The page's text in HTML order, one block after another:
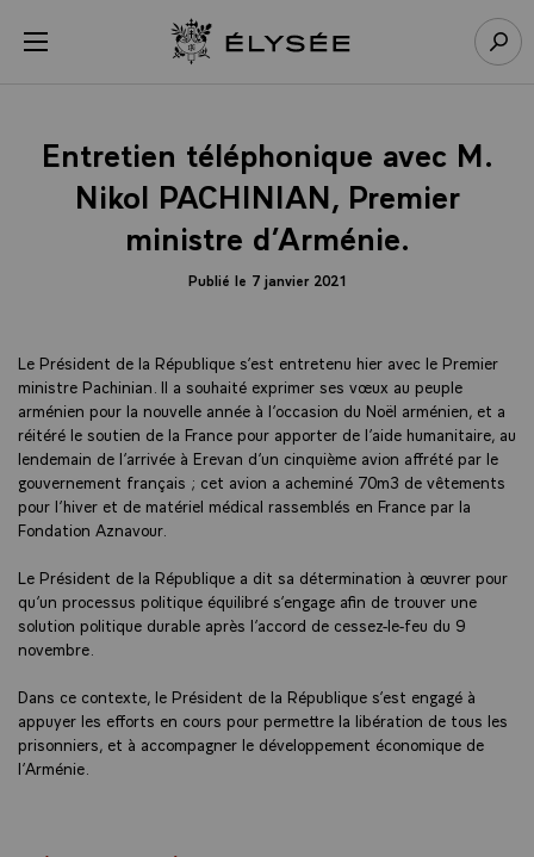
menu Retour à l’accueil Élysée
Entretien téléphonique avec M.
Nikol PACHINIAN, Premier
ministre d’Arménie.
Publié le 7 janvier 2021
Le Président de la République s’est entretenu hier avec le Premier
ministre Pachinian. Il a souhaité exprimer ses vœux au peuple
arménien pour la nouvelle année à l’occasion du Noël arménien, et a
réitéré le soutien de la France pour apporter de l’aide humanitaire, au
lendemain de l’arrivée à Erevan d’un cinquième avion affrété par le
gouvernement français ; cet avion a acheminé 70m3 de vêtements
pour l’hiver et de matériel médical rassemblés en France par la
Fondation Aznavour.
Le Président de la République a dit sa détermination à œuvrer pour
qu’un processus politique équilibré s’engage afin de trouver une
solution politique durable après l’accord de cessez-le-feu du 9
novembre.
Dans ce contexte, le Président de la République s’est engagé à
appuyer les efforts en cours pour permettre la libération de tous les
prisonniers, et à accompagner le développement économique de
l’Arménie.
Panneau de gestion des cookies